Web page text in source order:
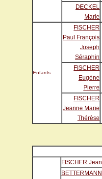
DECKEL
Marie
Enfants
FISCHER
Paul François
Joseph
Séraphin
FISCHER
Eugène
Pierre
FISCHER
Jeanne Marie
Thérèse
FISCHER Jean
BETTERMANN